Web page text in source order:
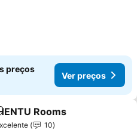
preços
Ver preços
aos favoritos
Rooms
10